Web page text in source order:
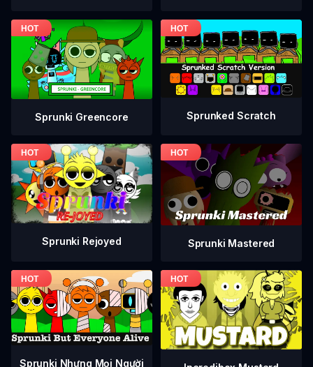
Sprunki Greencore Sprunked Scratch
Sprunki Rejoyed Sprunki Mastered
Sprunki Nhưng Mọi Người